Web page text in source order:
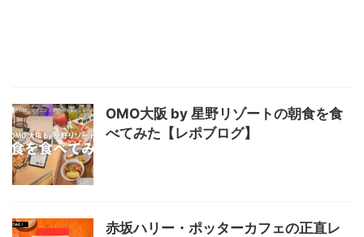
OMO大阪 by 星野リゾートの朝食を食
べてみた【レポブログ】
赤坂ハリー・ポッターカフェの正直レ